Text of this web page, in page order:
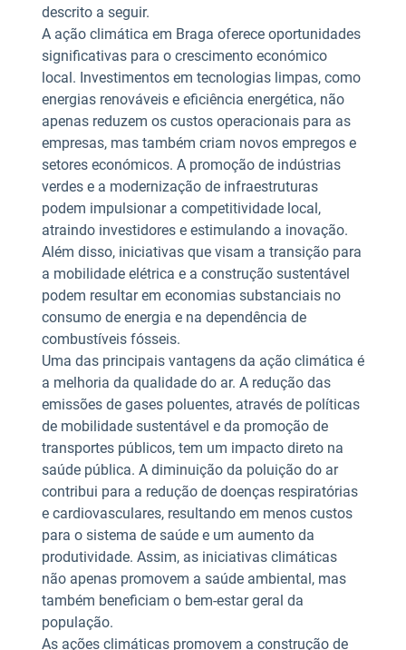
descrito a seguir.
A ação climática em Braga oferece oportunidades
significativas para o crescimento económico
local. Investimentos em tecnologias limpas, como
energias renováveis e eficiência energética, não
apenas reduzem os custos operacionais para as
empresas, mas também criam novos empregos e
setores económicos. A promoção de indústrias
verdes e a modernização de infraestruturas
podem impulsionar a competitividade local,
atraindo investidores e estimulando a inovação.
Além disso, iniciativas que visam a transição para
a mobilidade elétrica e a construção sustentável
podem resultar em economias substanciais no
consumo de energia e na dependência de
combustíveis fósseis.
Uma das principais vantagens da ação climática é
a melhoria da qualidade do ar. A redução das
emissões de gases poluentes, através de políticas
de mobilidade sustentável e da promoção de
transportes públicos, tem um impacto direto na
saúde pública. A diminuição da poluição do ar
contribui para a redução de doenças respiratórias
e cardiovasculares, resultando em menos custos
para o sistema de saúde e um aumento da
produtividade. Assim, as iniciativas climáticas
não apenas promovem a saúde ambiental, mas
também beneficiam o bem-estar geral da
população.
As ações climáticas promovem a construção de